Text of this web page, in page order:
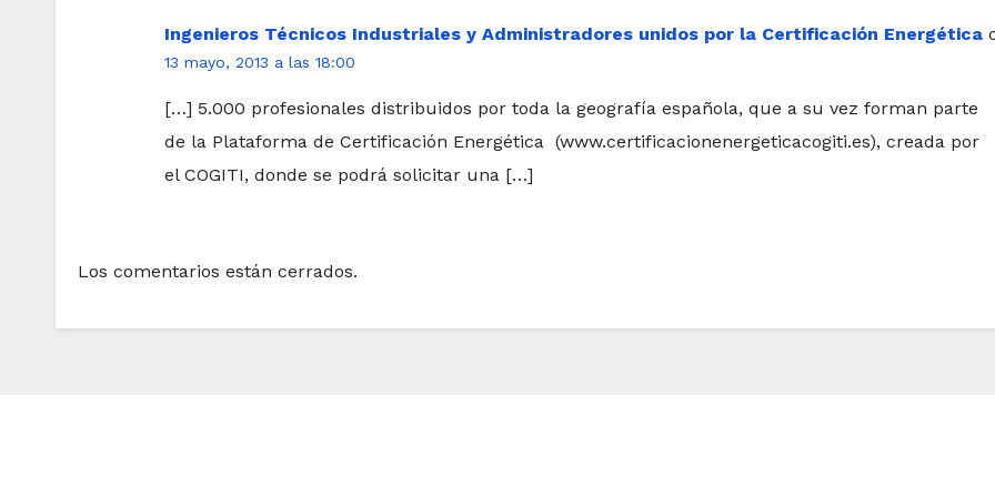
Ingenieros Técnicos Industriales y Administradores unidos por la Certificación Energética
13 mayo, 2013 a las 18:00
[…] 5.000 profesionales distribuidos por toda la geografía española, que a su vez forman parte
de la Plataforma de Certificación Energética (www.certificacionenergeticacogiti.es), creada por
el COGITI, donde se podrá solicitar una […]
Los comentarios están cerrados.